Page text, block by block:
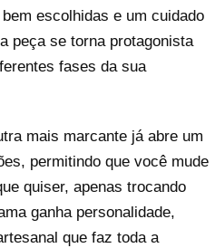
escolhidas e um cuidado
peça se torna protagonista
fases da sua
mais marcante já abre um
permitindo que você mude
quiser, apenas trocando
ganha personalidade,
que faz toda a